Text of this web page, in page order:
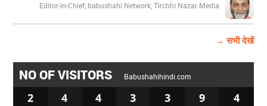
Editor-in-Chief, babushahi Network, Tirchhi Nazar Media
→ सभी देखें
NO OF VISITORS Babushahihindi.com
2 4 4 3 3 9 4